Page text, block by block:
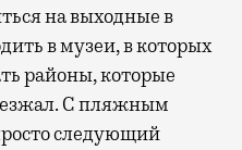
на выходные в
в музеи, в которых
районы, которые
С пляжным
следующий